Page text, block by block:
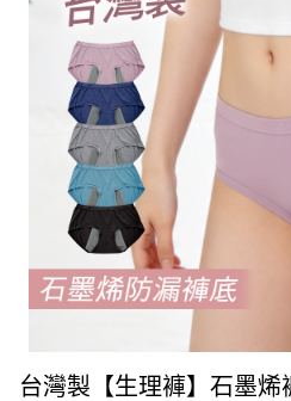
台灣製【生理褲】石墨